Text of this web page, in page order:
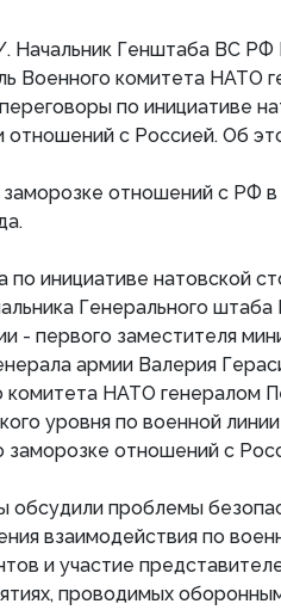
Генштаба ВС РФ
Военного комитета НАТО
по инициативе
отношений с Россией. Об
отношений с РФ
по инициативе натовской
Генерального
- первого заместителя
армии Валерия
комитета НАТО генералом
уровня по военной
отношений с
обсудили проблемы
взаимодействия по
и участие
проводимых